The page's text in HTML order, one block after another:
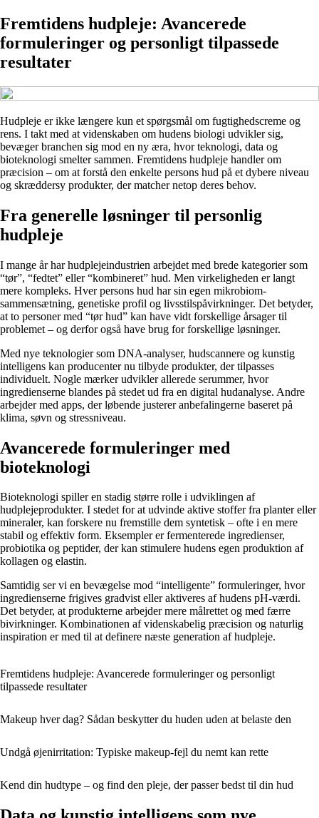
Fremtidens hudpleje: Avancerede
formuleringer og personligt tilpassede
resultater
Hudpleje er ikke længere kun et spørgsmål om fugtighedscreme og
rens. I takt med at videnskaben om hudens biologi udvikler sig,
bevæger branchen sig mod en ny æra, hvor teknologi, data og
bioteknologi smelter sammen. Fremtidens hudpleje handler om
præcision – om at forstå den enkelte persons hud på et dybere niveau
og skræddersy produkter, der matcher netop deres behov.
Fra generelle løsninger til personlig
hudpleje
I mange år har hudplejeindustrien arbejdet med brede kategorier som
“tør”, “fedtet” eller “kombineret” hud. Men virkeligheden er langt
mere kompleks. Hver persons hud har sin egen mikrobiom-
sammensætning, genetiske profil og livsstilspåvirkninger. Det betyder,
at to personer med “tør hud” kan have vidt forskellige årsager til
problemet – og derfor også have brug for forskellige løsninger.
Med nye teknologier som DNA-analyser, hudscannere og kunstig
intelligens kan producenter nu tilbyde produkter, der tilpasses
individuelt. Nogle mærker udvikler allerede serummer, hvor
ingredienserne blandes på stedet ud fra en digital hudanalyse. Andre
arbejder med apps, der løbende justerer anbefalingerne baseret på
klima, søvn og stressniveau.
Avancerede formuleringer med
bioteknologi
Bioteknologi spiller en stadig større rolle i udviklingen af
hudplejeprodukter. I stedet for at udvinde aktive stoffer fra planter eller
mineraler, kan forskere nu fremstille dem syntetisk – ofte i en mere
stabil og effektiv form. Eksempler er fermenterede ingredienser,
probiotika og peptider, der kan stimulere hudens egen produktion af
kollagen og elastin.
Samtidig ser vi en bevægelse mod “intelligente” formuleringer, hvor
ingredienserne frigives gradvist eller aktiveres af hudens pH-værdi.
Det betyder, at produkterne arbejder mere målrettet og med færre
bivirkninger. Kombinationen af videnskabelig præcision og naturlig
inspiration er med til at definere næste generation af hudpleje.
Fremtidens hudpleje: Avancerede formuleringer og personligt
tilpassede resultater
Makeup hver dag? Sådan beskytter du huden uden at belaste den
Undgå øjenirritation: Typiske makeup-fejl du nemt kan rette
Kend din hudtype – og find den pleje, der passer bedst til din hud